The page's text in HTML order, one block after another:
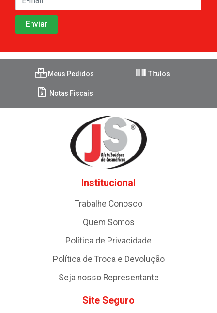
Meus Pedidos Títulos
Notas Fiscais
Institucional
Trabalhe Conosco
Quem Somos
Política de Privacidade
Política de Troca e Devolução
Seja nosso Representante
Site Seguro